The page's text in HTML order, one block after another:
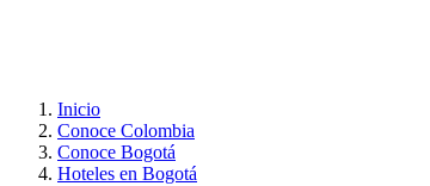
Inicio
Conoce Colombia
Conoce Bogotá
Hoteles en Bogotá